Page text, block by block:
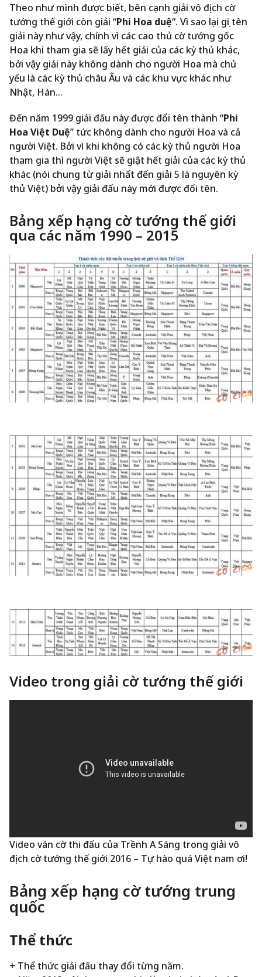
Theo như mình được biết, bên cạnh giải vô địch cờ
tướng thế giới còn giải “Phi Hoa duệ“. Vì sao lại gọi tên
giải này như vậy, chính vì các cao thủ cờ tướng gốc
Hoa khi tham gia sẽ lấy hết giải của các kỳ thủ khác,
bởi vậy giải này không dành cho người Hoa mà chủ
yếu là các kỳ thủ châu Âu và các khu vực khác như
Nhật, Hàn…
Đến năm 1999 giải đấu này được đổi tên thành “Phi
Hoa Việt Duệ” tức không dành cho người Hoa và cả
người Việt. Bởi vì khi không có các kỳ thủ người Hoa
tham gia thì người Việt sẽ giật hết giải của các kỳ thủ
khác (nói chung từ giải nhất đến giải 5 là nguyên kỳ
thủ Việt) bởi vậy giải đấu này mới được đổi tên.
Bảng xếp hạng cờ tướng thế giới
qua các năm 1990 – 2015
Video trong giải cờ tướng thế giới
Video ván cờ thi đấu của Trềnh A Sáng trong giải vô
địch cờ tướng thế giới 2016 – Tự hào quá Việt nam ơi!
Bảng xếp hạng cờ tướng trung
quốc
Thể thức
+ Thể thức giải đấu thay đổi từng năm.